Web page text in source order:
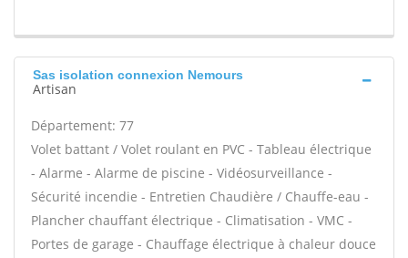
Sas isolation connexion Nemours
Artisan
Département: 77
Volet battant / Volet roulant en PVC - Tableau électrique
- Alarme - Alarme de piscine - Vidéosurveillance -
Sécurité incendie - Entretien Chaudière / Chauffe-eau -
Plancher chauffant électrique - Climatisation - VMC -
Portes de garage - Chauffage électrique à chaleur douce